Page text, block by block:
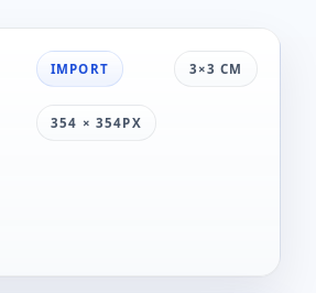
IMPORT 3×3 CM
354 × 354PX